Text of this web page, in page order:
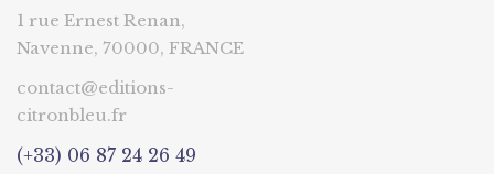
1 rue Ernest Renan,
Navenne, 70000, FRANCE
contact@editions-
citronbleu.fr
(+33) 06 87 24 26 49